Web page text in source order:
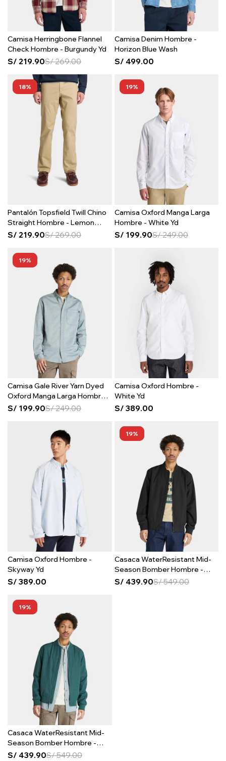
Camisa Herringbone Flannel
Check Hombre - Burgundy Yd
S/ 219.90S/269.00
Camisa Denim Hombre -
Horizon Blue Wash
S/ 499.00
18
Pantalón Topsfield Twill Chino
Straight Hombre - Lemon
Pepper
S/ 219.90S/269.00
19
Camisa Oxford Manga Larga
Hombre - White Yd
S/ 199.90S/249.00
19
Camisa Gale River Yarn Dyed
Oxford Manga Larga Hombre -
Green Gables Yd
S/ 199.90S/249.00
Camisa Oxford Hombre -
White Yd
S/ 389.00
Camisa Oxford Hombre -
Skyway Yd
S/ 389.00
19
Casaca WaterResistant Mid-
Season Bomber Hombre -
Black
S/ 439.90S/549.00
19
Casaca WaterResistant Mid-
Season Bomber Hombre -
Green Gables
S/ 439.90S/549.00